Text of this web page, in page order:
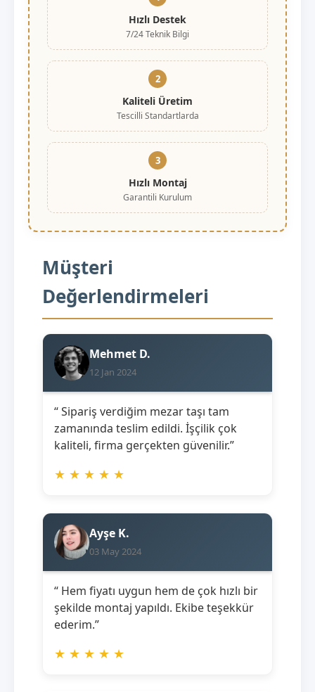
Hızlı Destek
7/24 Teknik Bilgi
2
Kaliteli Üretim
Tescilli Standartlarda
3
Hızlı Montaj
Garantili Kurulum
Müşteri
Değerlendirmeleri
Mehmet D.
12 Jan 2024
“ Sipariş verdiğim mezar taşı tam
zamanında teslim edildi. İşçilik çok
kaliteli, firma gerçekten güvenilir.”
★ ★ ★ ★ ★
Ayşe K.
03 May 2024
“ Hem fiyatı uygun hem de çok hızlı bir
şekilde montaj yapıldı. Ekibe teşekkür
ederim.”
★ ★ ★ ★ ★